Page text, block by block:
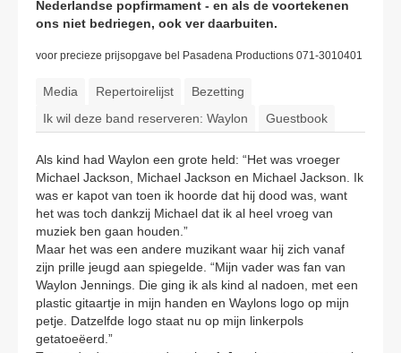
Nederlandse popfirmament - en als de voortekenen
ons niet bedriegen, ook ver daarbuiten.
voor precieze prijsopgave bel Pasadena Productions 071-3010401
Media Repertoirelijst
Bezetting
Ik wil deze band reserveren: Waylon
Guestbook
Als kind had Waylon een grote held: “Het was vroeger
Michael Jackson, Michael Jackson en Michael Jackson. Ik
was er kapot van toen ik hoorde dat hij dood was, want
het was toch dankzij Michael dat ik al heel vroeg van
muziek ben gaan houden.”
Maar het was een andere muzikant waar hij zich vanaf
zijn prille jeugd aan spiegelde. “Mijn vader was fan van
Waylon Jennings. Die ging ik als kind al nadoen, met een
plastic gitaartje in mijn handen en Waylons logo op mijn
petje. Datzelfde logo staat nu op mijn linkerpols
getatoeëerd.”